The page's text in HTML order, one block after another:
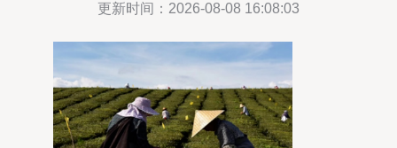
更新时间：2026-08-08 16:08:03